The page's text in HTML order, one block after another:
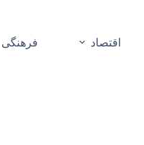
اقتصاد فرهنگی